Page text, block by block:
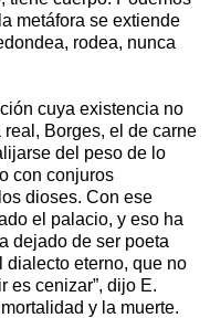
metáfora se extiende
rodea, nunca
cuya existencia no
Borges, el de carne
del peso de lo
con conjuros
dioses. Con ese
el palacio, y eso ha
dejado de ser poeta
dialecto eterno, que no
es cenizar”, dijo E.
y la muerte.